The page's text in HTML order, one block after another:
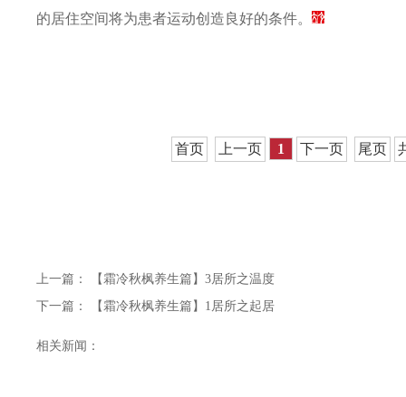
的居住空间将为患者运动创造良好的条件。
首页 上一页 1 下一页 尾页
上一篇：
【霜冷秋枫养生篇】3居所之温度
下一篇：
【霜冷秋枫养生篇】1居所之起居
相关新闻：